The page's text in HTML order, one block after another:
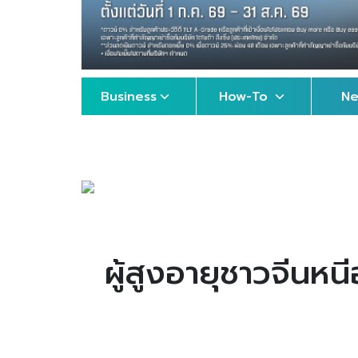
Business How-To
ผู้สูงอายุชาวจีนหนี